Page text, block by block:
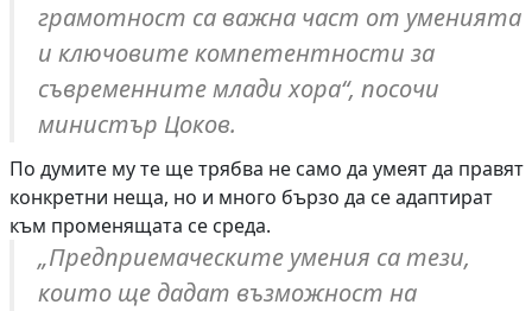
грамотност са важна част от уменията
и ключовите компетентности за
съвременните млади хора“, посочи
министър Цоков.
По думите му те ще трябва не само да умеят да правят
конкретни неща, но и много бързо да се адаптират
към променящата се среда.
„Предприемаческите умения са тези,
които ще дадат възможност на